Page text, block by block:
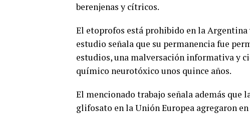
berenjenas y cítricos.
El etoprofos está prohibido en la Argentina
estudio señala que su permanencia fue
estudios, una malversación informativa y
químico neurotóxico unos quince años.
El mencionado trabajo señala además que
glifosato en la Unión Europea agregaron